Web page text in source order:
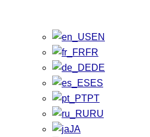
EN
FR
DE
ES
PT
RU
JA